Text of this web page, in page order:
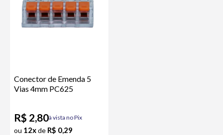
Conector de Emenda 5
Vias 4mm PC625
R$ 2,80à vista no Pix
ou 12xde R$ 0,29